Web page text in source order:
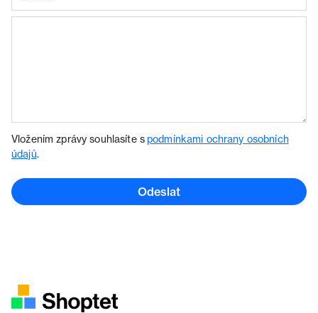
Vložením zprávy souhlasíte spodmínkami ochrany osobních
údajů.
Odeslat